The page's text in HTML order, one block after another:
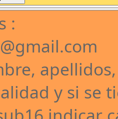
:
y si se